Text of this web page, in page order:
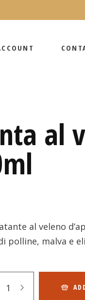
al
al veleno
polline, malva e